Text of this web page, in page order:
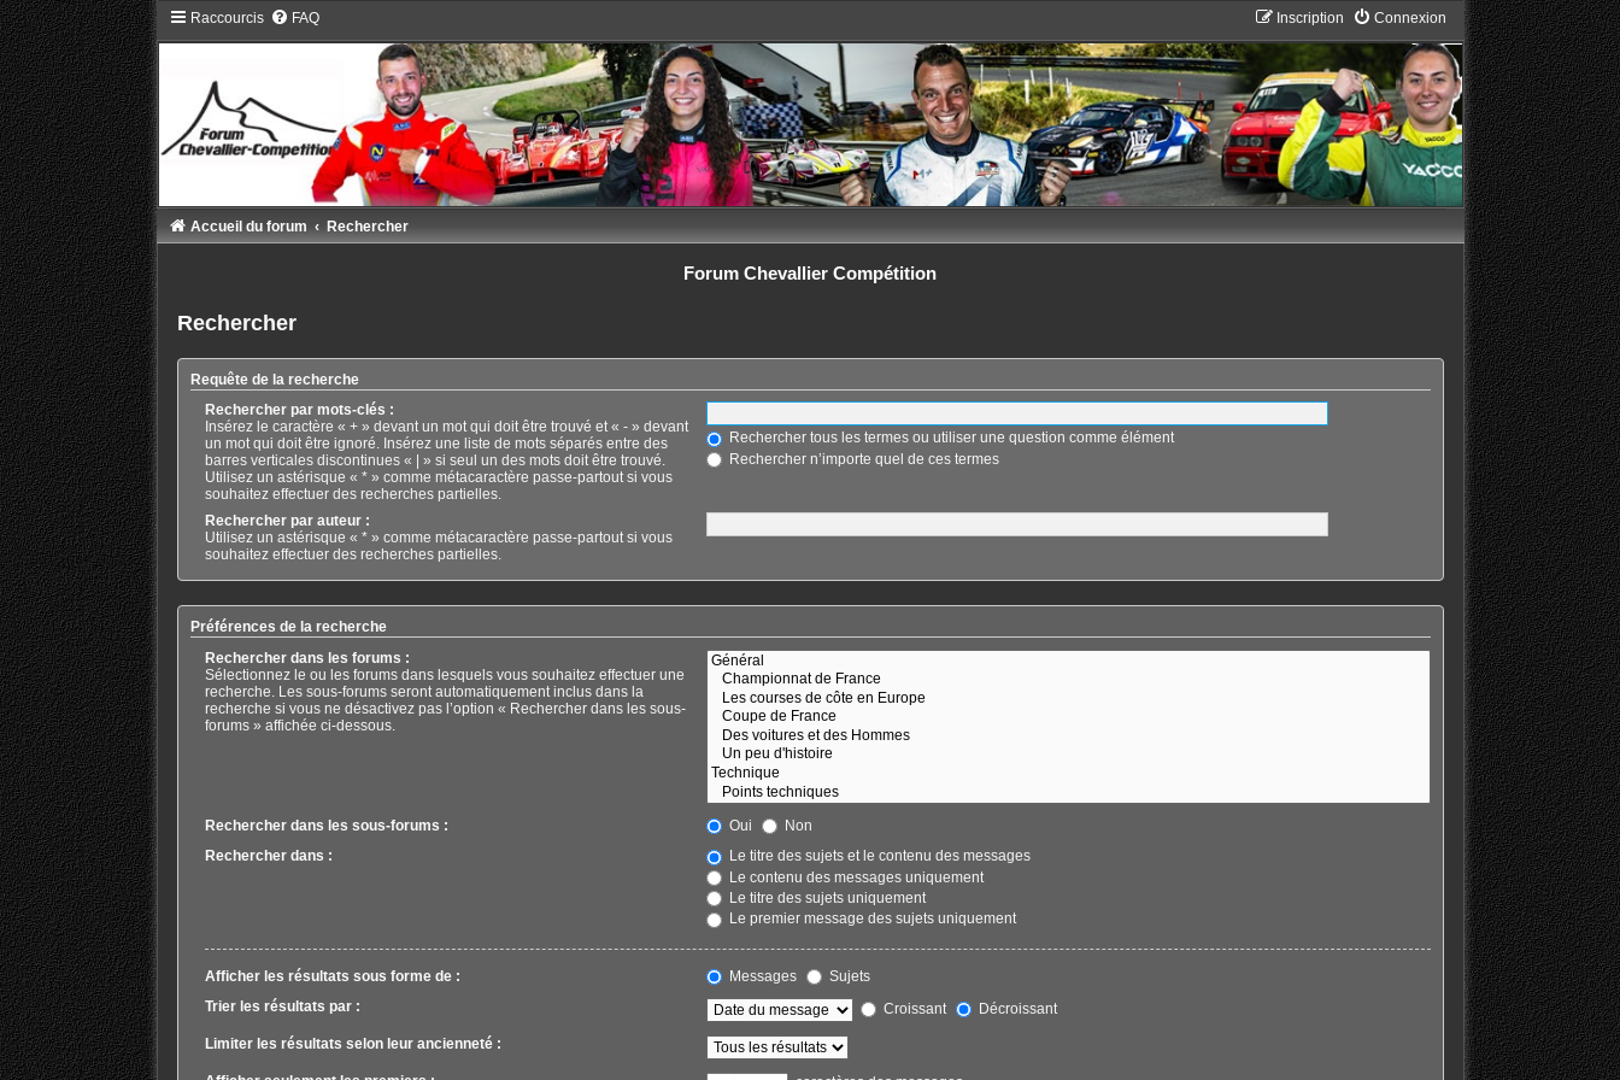
Raccourcis FAQ Connexion
Inscription
Accueil du forum Rechercher
Forum Chevallier Compétition
Rechercher
Requête de la recherche
Rechercher par mots-clés :
Insérez le caractère « + » devant un mot qui doit être trouvé et « - » devant
un mot qui doit être ignoré. Insérez une liste de mots séparés entre des
barres verticales discontinues « | » si seul un des mots doit être trouvé.
Utilisez un astérisque « * » comme métacaractère passe-partout si vous
souhaitez effectuer des recherches partielles.
Rechercher tous les termes ou utiliser une question comme élément
Rechercher n’importe quel de ces termes
Rechercher par auteur :
Utilisez un astérisque « * » comme métacaractère passe-partout si vous
souhaitez effectuer des recherches partielles.
Préférences de la recherche
Rechercher dans les forums :
Sélectionnez le ou les forums dans lesquels vous souhaitez effectuer une
recherche. Les sous-forums seront automatiquement inclus dans la
recherche si vous ne désactivez pas l’option « Rechercher dans les sous-
forums » affichée ci-dessous.
Rechercher dans les sous-forums : Oui
Non
Rechercher dans :
Le titre des sujets et le contenu des messages
Le contenu des messages uniquement
Le titre des sujets uniquement
Le premier message des sujets uniquement
Afficher les résultats sous forme de : Messages
Sujets
Trier les résultats par :
Croissant Décroissant
Limiter les résultats selon leur ancienneté :